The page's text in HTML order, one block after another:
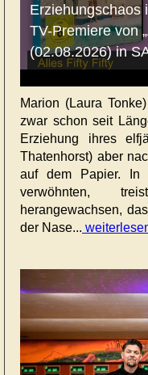
Erziehungschaos
TV-Premiere von
(02.08.2026) in
Marion (Laura
zwar schon seit
Erziehung ihres
Thatenhorst) aber
auf dem Papier.
verwöhnten,
herangewachsen,
der Nase...